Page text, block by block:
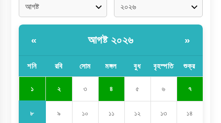
« আগষ্ট ২০২৬ »
শনি রবি সোম মঙ্গল বুধ বৃহস্পতি শুক্র
১ ২ ৩ ৪ ৫ ৬ ৭
৮ ৯ ১০ ১১ ১২ ১৩ ১৪